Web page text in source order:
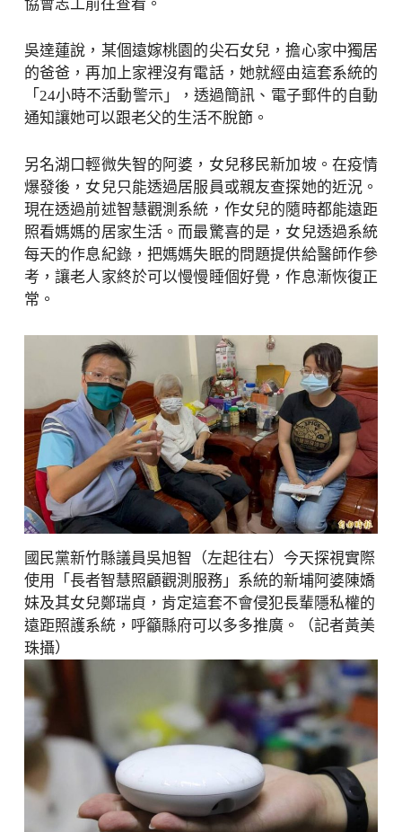
協會志工前往查看。
吳達蓮說，某個遠嫁桃園的尖石女兒，擔心家中獨居
的爸爸，再加上家裡沒有電話，她就經由這套系統的
「24小時不活動警示」，透過簡訊、電子郵件的自動
通知讓她可以跟老父的生活不脫節。
另名湖口輕微失智的阿婆，女兒移民新加坡。在疫情
爆發後，女兒只能透過居服員或親友查探她的近況。
現在透過前述智慧觀測系統，作女兒的隨時都能遠距
照看媽媽的居家生活。而最驚喜的是，女兒透過系統
每天的作息紀錄，把媽媽失眠的問題提供給醫師作參
考，讓老人家終於可以慢慢睡個好覺，作息漸恢復正
常。
國民黨新竹縣議員吳旭智（左起往右）今天探視實際
使用「長者智慧照顧觀測服務」系統的新埔阿婆陳嬌
妹及其女兒鄭瑞貞，肯定這套不會侵犯長輩隱私權的
遠距照護系統，呼籲縣府可以多多推廣。（記者黃美
珠攝）